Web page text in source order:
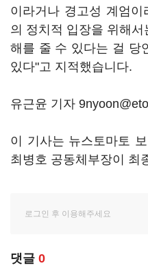
이라거나 경고성 계엄
의 정치적 입장을 위해
해를 줄 수 있다는 걸 당
있다"고 지적했습니다.
유근윤 기자
이 기사는 뉴스토마토
최병호 공동체부장이 최
댓글 0